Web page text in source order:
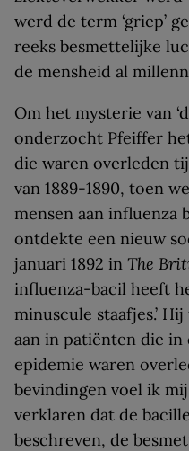
werd de term ‘griep’
reeks besmettelijke
de mensheid al
Om het mysterie van
onderzocht Pfeiffer
die waren overleden
van 1889-1890, toen
mensen aan influenza
ontdekte een nieuw
januari 1892 in The
influenza-bacil heeft
minuscule staafjes.’
aan in patiënten die in
epidemie waren
bevindingen voel ik
verklaren dat de
beschreven, de